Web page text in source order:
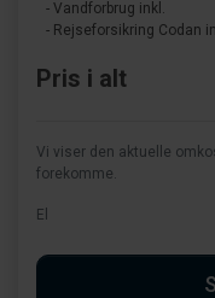
- Vandforbrug inkl.
- Rejseforsikring Codan
Pris i alt
Vi viser den aktuelle
forekomme.
El